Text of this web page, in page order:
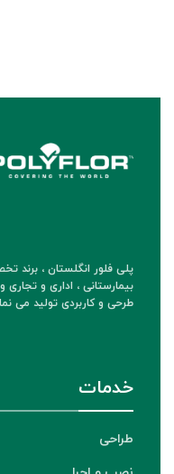
پلی فلور انگلستان ، برند
بیمارستانی ، اداری و
طرحی و کاربردی تولید می
خدمات
طراحی